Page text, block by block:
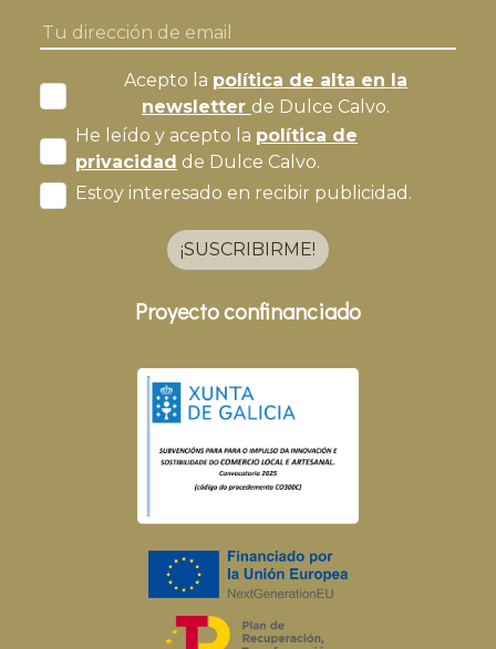
Acepto la política de alta en la
newsletter de Dulce Calvo.
He leído y acepto la política de
privacidad de Dulce Calvo.
Estoy interesado en recibir publicidad.
¡SUSCRIBIRME!
Proyecto confinanciado